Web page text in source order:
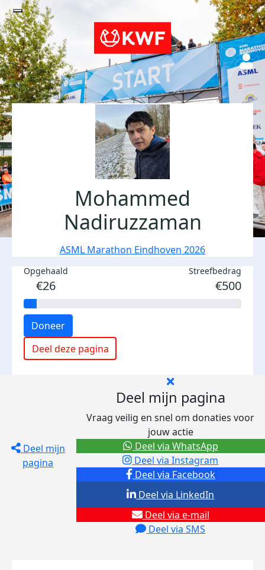
Mohammed
Nadiruzzaman
ASML Marathon Eindhoven 2026
Opgehaald
€26
Streefbedrag
€500
Doneer
Deel deze pagina
Deel mijn
pagina
Deel mijn pagina
Vraag veilig en snel om donaties voor
jouw actie
Deel via Facebook
Deel via Instagram
Deel via e-mail
Deel via SMS
Deel via LinkedIn
Deel via WhatsApp